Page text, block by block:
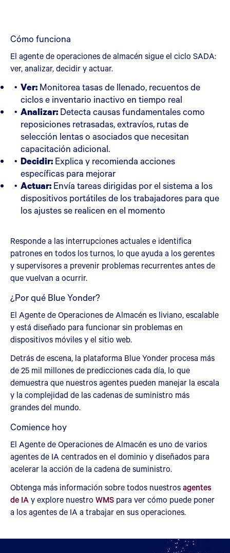
Cómo funciona
El agente de operaciones de almacén sigue el ciclo SADA:
ver, analizar, decidir y actuar.
Ver: Monitorea tasas de llenado, recuentos de
ciclos e inventario inactivo en tiempo real
Analizar: Detecta causas fundamentales como
reposiciones retrasadas, extravíos, rutas de
selección lentas o asociados que necesitan
capacitación adicional.
Decidir: Explica y recomienda acciones
específicas para mejorar
Actuar: Envía tareas dirigidas por el sistema a los
dispositivos portátiles de los trabajadores para que
los ajustes se realicen en el momento
Responde a las interrupciones actuales e identifica
patrones en todos los turnos, lo que ayuda a los gerentes
y supervisores a prevenir problemas recurrentes antes de
que vuelvan a ocurrir.
¿Por qué Blue Yonder?
El Agente de Operaciones de Almacén es liviano, escalable
y está diseñado para funcionar sin problemas en
dispositivos móviles y el sitio web.
Detrás de escena, la plataforma Blue Yonder procesa más
de 25 mil millones de predicciones cada día, lo que
demuestra que nuestros agentes pueden manejar la escala
y la complejidad de las cadenas de suministro más
grandes del mundo.
Comience hoy
El Agente de Operaciones de Almacén es uno de varios
agentes de IA centrados en el dominio y diseñados para
acelerar la acción de la cadena de suministro.
Obtenga más información sobre todos nuestrosagentes
de IA y explore nuestro WMS para ver cómo puede poner
a los agentes de IA a trabajar en sus operaciones.